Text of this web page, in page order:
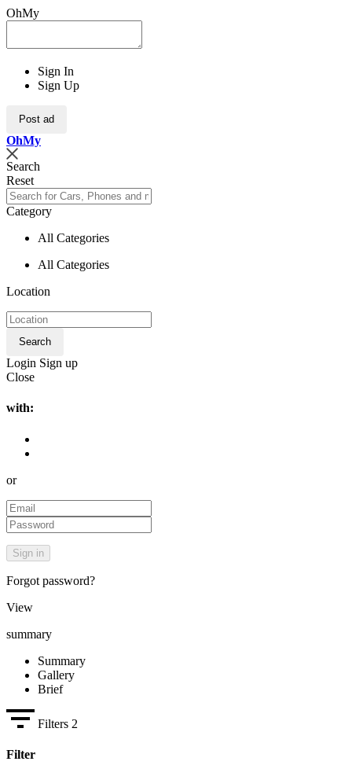
OhMy
Sign In
Sign Up
Post ad
OhMy
Search
Reset
Category
All Categories
All Categories
Location
Search
Login Sign up
Close
with:
or
Forgot password?
View
summary
Summary
Gallery
Brief
Filters 2
Filter